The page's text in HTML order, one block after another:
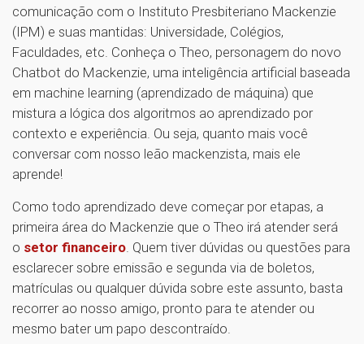
comunicação com o Instituto Presbiteriano Mackenzie
(IPM) e suas mantidas: Universidade, Colégios,
Faculdades, etc. Conheça o Theo, personagem do novo
Chatbot do Mackenzie, uma inteligência artificial baseada
em machine learning (aprendizado de máquina) que
mistura a lógica dos algoritmos ao aprendizado por
contexto e experiência. Ou seja, quanto mais você
conversar com nosso leão mackenzista, mais ele
aprende!
Como todo aprendizado deve começar por etapas, a
primeira área do Mackenzie que o Theo irá atender será
o setor financeiro . Quem tiver dúvidas ou questões para
esclarecer sobre emissão e segunda via de boletos,
matrículas ou qualquer dúvida sobre este assunto, basta
recorrer ao nosso amigo, pronto para te atender ou
mesmo bater um papo descontraído.